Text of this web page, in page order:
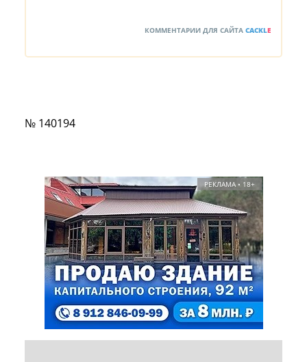
КОММЕНТАРИИ ДЛЯ САЙТА CACKLE
№ 140194
РЕКЛАМА • 18+